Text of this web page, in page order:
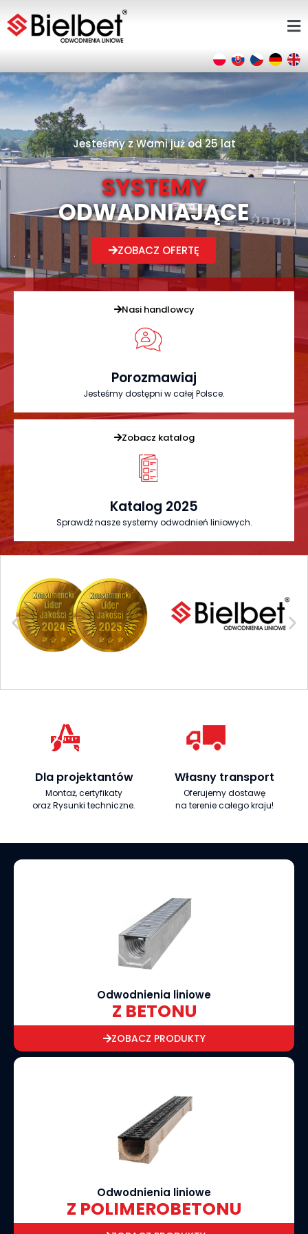
Jesteśmy z Wami już od 25 lat
SYSTEMY
ODWADNIAJĄCE
ZOBACZ OFERTĘ
Nasi handlowcy
Porozmawiaj
Jesteśmy dostępni w całej Polsce.
Zobacz katalog
Katalog 2025
Sprawdź nasze systemy odwodnień liniowych.
Dla projektantów
Montaż, certyfikaty
oraz Rysunki techniczne.
Własny transport
Oferujemy dostawę
na terenie całego kraju!
Odwodnienia liniowe
Z BETONU
ZOBACZ PRODUKTY
Odwodnienia liniowe
Z POLIMEROBETONU